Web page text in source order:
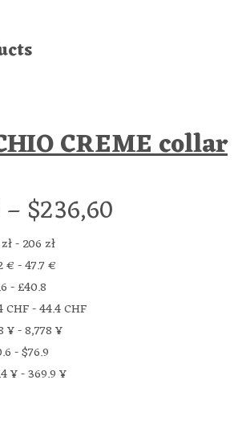
CREME collar
–$236,60
-206 zł
€-47.7 €
-£40.8
CHF-44.4 CHF
¥-8,778 ¥
-$76.9
¥-369.9 ¥